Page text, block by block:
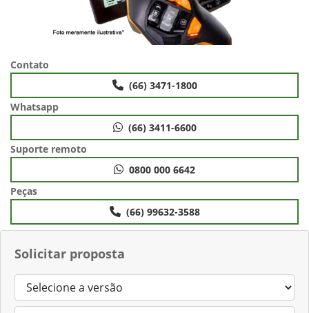
Solicitar proposta
Contato
(66) 3471-1800
Whatsapp
(66) 3411-6600
Suporte remoto
0800 000 6642
Peças
(66) 99632-3588